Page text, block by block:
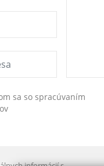
sa so spracúvaním